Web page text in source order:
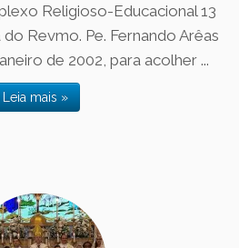
Religioso-Educacional 13
Revmo. Pe. Fernando Arêas
de 2002, para acolher ...
Leia mais »